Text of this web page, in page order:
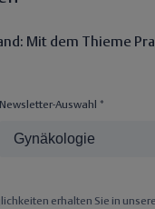
Mit dem Thieme
Newsletter-Auswahl *
erhalten Sie in